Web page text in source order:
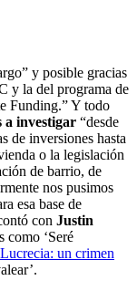
y posible gracias
y la del programa de
Funding.” Y todo
a investigar “desde
de inversiones hasta
o la legislación
de barrio, de
nos pusimos
esa base de
con Justin
como ‘Seré
un crimen